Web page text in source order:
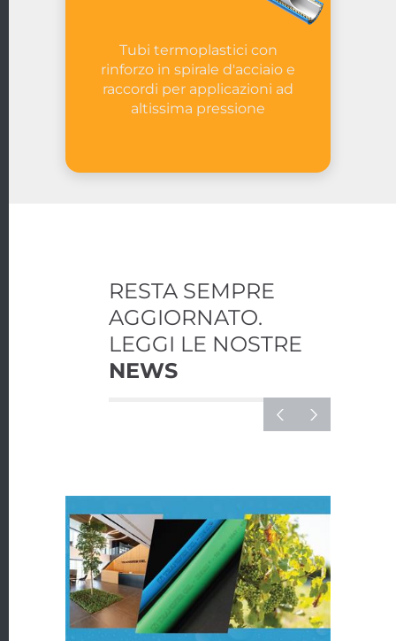
Tubi termoplastici con
rinforzo in spirale d'acciaio e
raccordi per applicazioni ad
altissima pressione
RESTA SEMPRE
AGGIORNATO.
LEGGI LE NOSTRE
NEWS